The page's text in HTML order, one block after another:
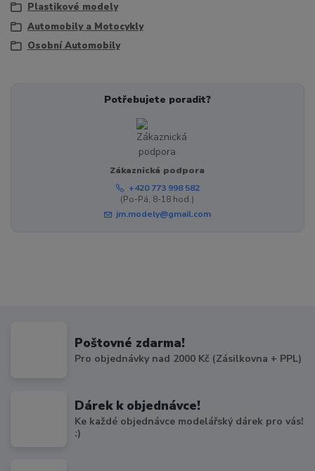
Plastikové modely
Automobily a Motocykly
Osobní Automobily
Potřebujete poradit?
Zákaznická podpora
+420 773 998 582
(Po-Pá, 8-18 hod.)
jm.modely@gmail.com
Poštovné zdarma!
Pro objednávky nad 2000 Kč (Zásilkovna + PPL)
Dárek k objednávce!
Ke každé objednávce modelářský dárek pro vás!
:)